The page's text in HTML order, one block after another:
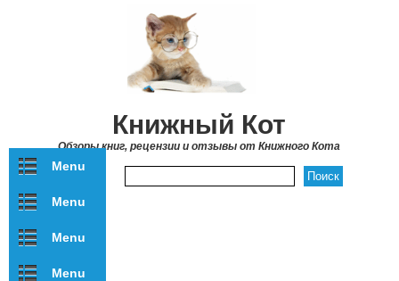
Книжный Кот
Обзоры книг, рецензии и отзывы от Книжного Кота
Menu
Menu
Menu
Menu